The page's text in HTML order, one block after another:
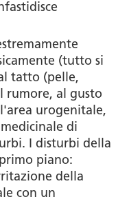
(tutto si
tatto (pelle,
rumore, al gusto
urogenitale,
di
I disturbi della
piano:
della
con un